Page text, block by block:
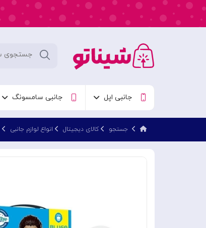
جانبی اپل جانبی سامسونگ
جستجو کالای دیجیتال انواع لوازم جانبی